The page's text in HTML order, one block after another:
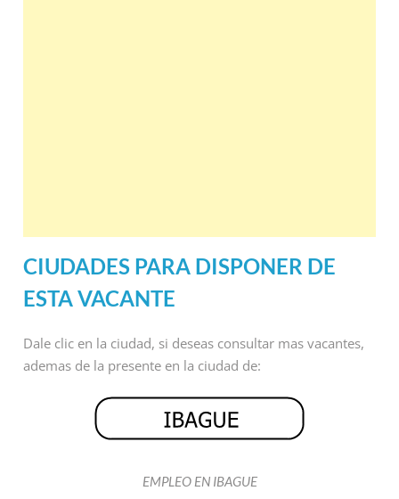
CIUDADES PARA DISPONER DE
ESTA VACANTE
Dale clic en la ciudad, si deseas consultar mas vacantes,
ademas de la presente en la ciudad de:
EMPLEO EN IBAGUE